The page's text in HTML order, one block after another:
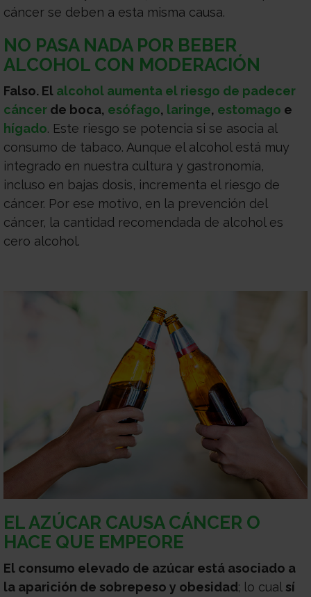
cáncer se deben a esta misma causa.
NO PASA NADA POR BEBER
ALCOHOL CON MODERACIÓN
Falso. El alcohol aumenta el riesgo de padecer
cáncer de boca, esófago, laringe, estomago e
hígado. Este riesgo se potencia si se asocia al
consumo de tabaco. Aunque el alcohol está muy
integrado en nuestra cultura y gastronomía,
incluso en bajas dosis, incrementa el riesgo de
cáncer. Por ese motivo, en la prevención del
cáncer, la cantidad recomendada de alcohol es
cero alcohol.
EL AZÚCAR CAUSA CÁNCER O
HACE QUE EMPEORE
El consumo elevado de azúcar está asociado a
la aparición de sobrepeso y obesidad; lo cual sí